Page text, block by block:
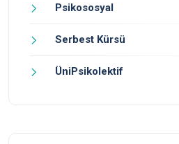
Psikososyal
Serbest Kürsü
ÜniPsikolektif